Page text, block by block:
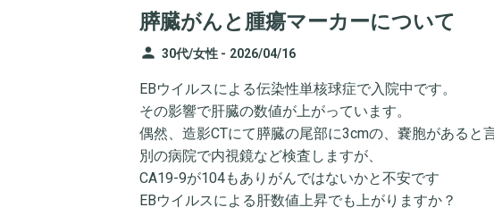
膵臓がんと腫瘍マーカーについて
person 30代/女性 - 2026/04/16
EBウイルスによる伝染性単核球症で入院中です。
その影響で肝臓の数値が上がっています。
偶然、造影CTにて膵臓の尾部に3cmの、嚢胞があると
別の病院で内視鏡など検査しますが、
CA19-9が104もありがんではないかと不安です
EBウイルスによる肝数値上昇でも上がりますか？